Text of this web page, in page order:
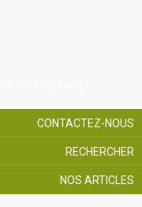
CONTACTEZ-NOUS
RECHERCHER
NOS ARTICLES